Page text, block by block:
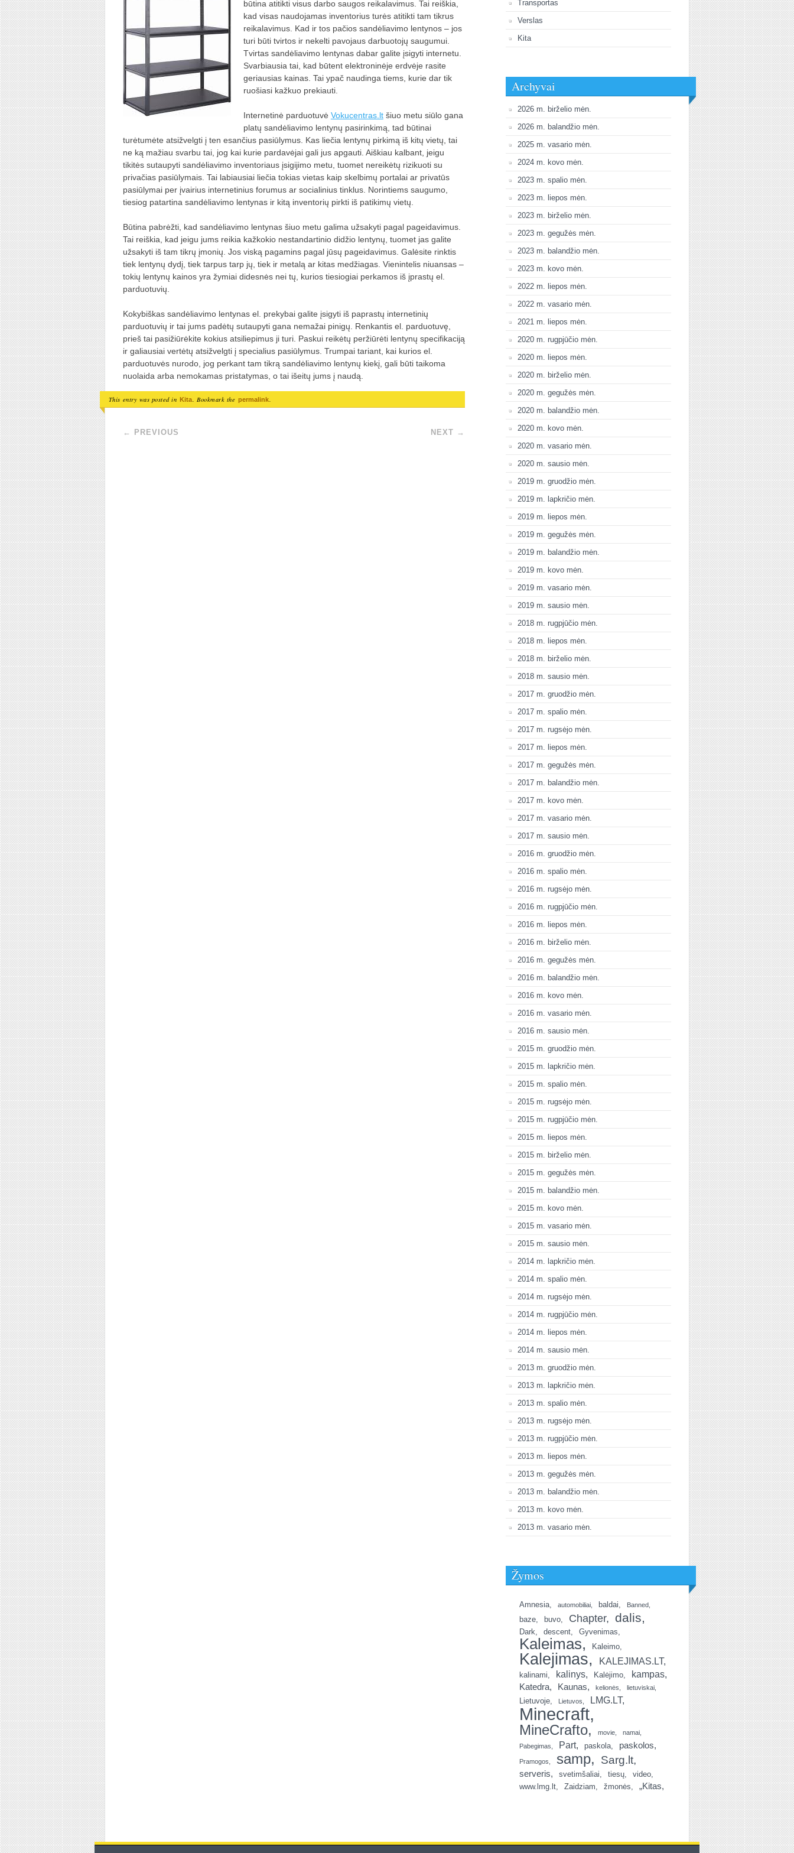
būtina atitikti visus darbo saugos reikalavimus. Tai reiškia,
kad visas naudojamas inventorius turės atitikti tam tikrus
reikalavimus. Kad ir tos pačios sandėliavimo lentynos – jos
turi būti tvirtos ir nekelti pavojaus darbuotojų saugumui.
Tvirtas sandėliavimo lentynas dabar galite įsigyti internetu.
Svarbiausia tai, kad būtent elektroninėje erdvėje rasite
geriausias kainas. Tai ypač naudinga tiems, kurie dar tik
ruošiasi kažkuo prekiauti.
Internetinė parduotuvė Vokucentras.ltšiuo metu siūlo gana
platų sandėliavimo lentynų pasirinkimą, tad būtinai
turėtumėte atsižvelgti į ten esančius pasiūlymus. Kas liečia lentynų pirkimą iš kitų vietų, tai
ne ką mažiau svarbu tai, jog kai kurie pardavėjai gali jus apgauti. Aiškiau kalbant, jeigu
tikitės sutaupyti sandėliavimo inventoriaus įsigijimo metu, tuomet nereikėtų rizikuoti su
privačias pasiūlymais. Tai labiausiai liečia tokias vietas kaip skelbimų portalai ar privatūs
pasiūlymai per įvairius internetinius forumus ar socialinius tinklus. Norintiems saugumo,
tiesiog patartina sandėliavimo lentynas ir kitą inventorių pirkti iš patikimų vietų.
Būtina pabrėžti, kad sandėliavimo lentynas šiuo metu galima užsakyti pagal pageidavimus.
Tai reiškia, kad jeigu jums reikia kažkokio nestandartinio didžio lentynų, tuomet jas galite
užsakyti iš tam tikrų įmonių. Jos viską pagamins pagal jūsų pageidavimus. Galėsite rinktis
tiek lentynų dydį, tiek tarpus tarp jų, tiek ir metalą ar kitas medžiagas. Vienintelis niuansas –
tokių lentynų kainos yra žymiai didesnės nei tų, kurios tiesiogiai perkamos iš įprastų el.
parduotuvių.
Kokybiškas sandėliavimo lentynas el. prekybai galite įsigyti iš paprastų internetinių
parduotuvių ir tai jums padėtų sutaupyti gana nemažai pinigų. Renkantis el. parduotuvę,
prieš tai pasižiūrėkite kokius atsiliepimus ji turi. Paskui reikėtų peržiūrėti lentynų specifikaciją
ir galiausiai vertėtų atsižvelgti į specialius pasiūlymus. Trumpai tariant, kai kurios el.
parduotuvės nurodo, jog perkant tam tikrą sandėliavimo lentynų kiekį, gali būti taikoma
nuolaida arba nemokamas pristatymas, o tai išeitų jums į naudą.
This entry was posted in Kita. Bookmark the permalink.
Post navigation
← PREVIOUS NEXT →
Transportas
Verslas
Kita
Archyvai
2026 m. birželio mėn.
2026 m. balandžio mėn.
2025 m. vasario mėn.
2024 m. kovo mėn.
2023 m. spalio mėn.
2023 m. liepos mėn.
2023 m. birželio mėn.
2023 m. gegužės mėn.
2023 m. balandžio mėn.
2023 m. kovo mėn.
2022 m. liepos mėn.
2022 m. vasario mėn.
2021 m. liepos mėn.
2020 m. rugpjūčio mėn.
2020 m. liepos mėn.
2020 m. birželio mėn.
2020 m. gegužės mėn.
2020 m. balandžio mėn.
2020 m. kovo mėn.
2020 m. vasario mėn.
2020 m. sausio mėn.
2019 m. gruodžio mėn.
2019 m. lapkričio mėn.
2019 m. liepos mėn.
2019 m. gegužės mėn.
2019 m. balandžio mėn.
2019 m. kovo mėn.
2019 m. vasario mėn.
2019 m. sausio mėn.
2018 m. rugpjūčio mėn.
2018 m. liepos mėn.
2018 m. birželio mėn.
2018 m. sausio mėn.
2017 m. gruodžio mėn.
2017 m. spalio mėn.
2017 m. rugsėjo mėn.
2017 m. liepos mėn.
2017 m. gegužės mėn.
2017 m. balandžio mėn.
2017 m. kovo mėn.
2017 m. vasario mėn.
2017 m. sausio mėn.
2016 m. gruodžio mėn.
2016 m. spalio mėn.
2016 m. rugsėjo mėn.
2016 m. rugpjūčio mėn.
2016 m. liepos mėn.
2016 m. birželio mėn.
2016 m. gegužės mėn.
2016 m. balandžio mėn.
2016 m. kovo mėn.
2016 m. vasario mėn.
2016 m. sausio mėn.
2015 m. gruodžio mėn.
2015 m. lapkričio mėn.
2015 m. spalio mėn.
2015 m. rugsėjo mėn.
2015 m. rugpjūčio mėn.
2015 m. liepos mėn.
2015 m. birželio mėn.
2015 m. gegužės mėn.
2015 m. balandžio mėn.
2015 m. kovo mėn.
2015 m. vasario mėn.
2015 m. sausio mėn.
2014 m. lapkričio mėn.
2014 m. spalio mėn.
2014 m. rugsėjo mėn.
2014 m. rugpjūčio mėn.
2014 m. liepos mėn.
2014 m. sausio mėn.
2013 m. gruodžio mėn.
2013 m. lapkričio mėn.
2013 m. spalio mėn.
2013 m. rugsėjo mėn.
2013 m. rugpjūčio mėn.
2013 m. liepos mėn.
2013 m. gegužės mėn.
2013 m. balandžio mėn.
2013 m. kovo mėn.
2013 m. vasario mėn.
Žymos
Amnesia automobiliai baldai Banned
baze buvo Chapter dalis
Dark descent Gyvenimas
Kaleimas Kaleimo
Kalejimas KALEJIMAS.LT
kalinami kalinys Kalėjimo kampas
Katedra Kaunas kelionės lietuviskai
Lietuvoje Lietuvos LMG.LT
Minecraft
MineCrafto movie
namai
Pabegimas
Part paskola paskolos
Pramogos samp Sarg.lt
serveris svetimšaliai tiesų
video
www.lmg.lt
Zaidziam žmonės „Kitas